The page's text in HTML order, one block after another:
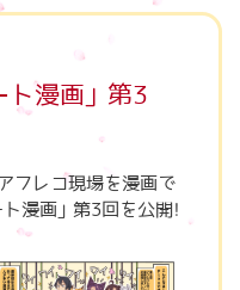
ト漫画」 第3
フレコ現場を漫画で
漫画」 第3回を公開！